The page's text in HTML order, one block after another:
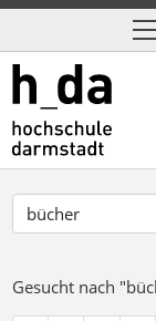
Gesucht nach